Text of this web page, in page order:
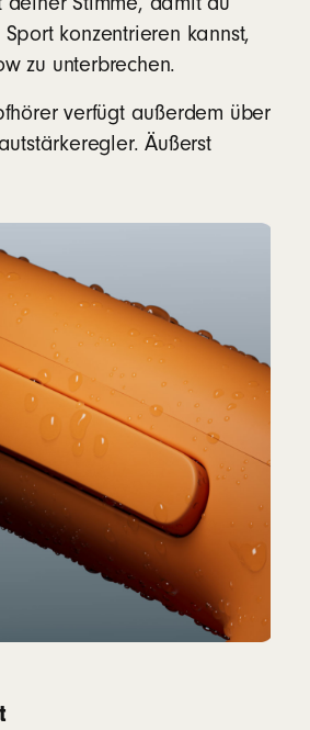
konzentrieren kannst,
zu unterbrechen.
verfügt außerdem über
Äußerst